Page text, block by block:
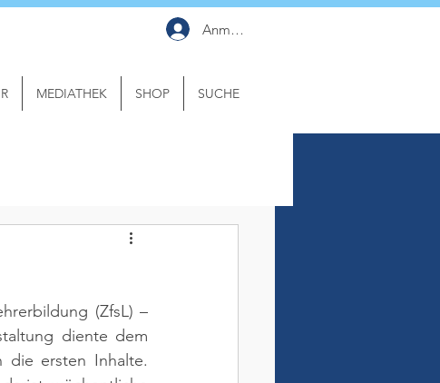
Anmelden
MEDIATHEK SHOP SUCHE
(ZfsL) –
diente dem
die ersten Inhalte.